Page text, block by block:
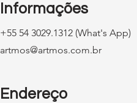
Informações
+55 54 3029.1312 (What's App)
artmos@artmos.com.br
Endereço